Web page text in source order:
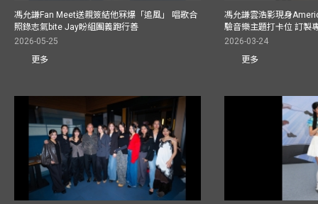
馮允謙Fan Meet送親簽結他冧爆「追風」 唱歌合
照錄志氣bite Jay盼組團義跑行善
2026-05-25
更多
馮允謙雲浩影現身
驗音樂主題打卡位 訂製
2026-03-24
更多